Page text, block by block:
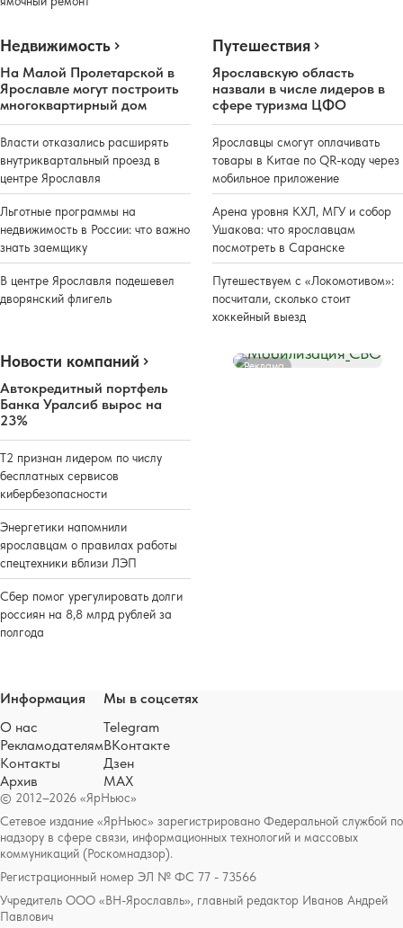
Недвижимость
На Малой Пролетарской в
Ярославле могут построить
многоквартирный дом
Власти отказались расширять
внутриквартальный проезд в
центре Ярославля
Льготные программы на
недвижимость в России: что важно
знать заемщику
В центре Ярославля подешевел
дворянский флигель
Путешествия
Ярославскую область
назвали в числе лидеров в
сфере туризма ЦФО
Ярославцы смогут оплачивать
товары в Китае по QR-коду через
мобильное приложение
Арена уровня КХЛ, МГУ и собор
Ушакова: что ярославцам
посмотреть в Саранске
Путешествуем с «Локомотивом»:
посчитали, сколько стоит
хоккейный выезд
Новости компаний
Автокредитный портфель
Банка Уралсиб вырос на
23%
Т2 признан лидером по числу
бесплатных сервисов
кибербезопасности
Энергетики напомнили
ярославцам о правилах работы
спецтехники вблизи ЛЭП
Сбер помог урегулировать долги
россиян на 8,8 млрд рублей за
полгода
Реклама
© 2012–2026 «ЯрНьюс»
Сетевое издание «ЯрНьюс» зарегистрировано Федеральной службой по
надзору в сфере связи, информационных технологий и массовых
коммуникаций (Роскомнадзор).
Регистрационный номер ЭЛ № ФС 77 - 73566
Учредитель ООО «ВН-Ярославль», главный редактор Иванов Андрей
Павлович
Информация
О нас
Рекламодателям
Контакты
Архив
Мы в соцсетях
Telegram
ВКонтакте
Дзен
MAX